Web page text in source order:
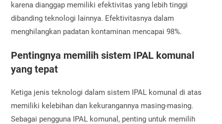
karena dianggap memiliki efektivitas yang lebih tinggi
dibanding teknologi lainnya. Efektivitasnya dalam
menghilangkan padatan kontaminan mencapai 98%.
Pentingnya memilih sistem IPAL komunal
yang tepat
Ketiga jenis teknologi dalam sistem IPAL komunal di atas
memiliki kelebihan dan kekurangannya masing-masing.
Sebagai pengguna IPAL komunal, penting untuk memilih